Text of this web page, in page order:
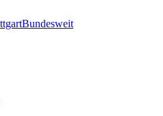
Bundesweit